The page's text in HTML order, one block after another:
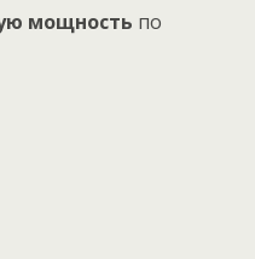
мощность по